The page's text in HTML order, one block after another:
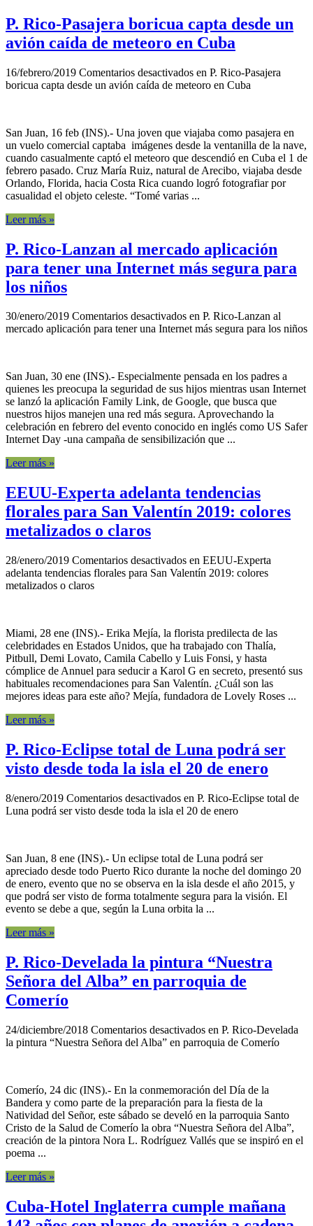
P. Rico-Pasajera boricua capta desde un
avión caída de meteoro en Cuba
16/febrero/2019 Comentarios desactivados en P. Rico-Pasajera
boricua capta desde un avión caída de meteoro en Cuba
San Juan, 16 feb (INS).- Una joven que viajaba como pasajera en
un vuelo comercial captaba imágenes desde la ventanilla de la nave,
cuando casualmente captó el meteoro que descendió en Cuba el 1 de
febrero pasado. Cruz María Ruiz, natural de Arecibo, viajaba desde
Orlando, Florida, hacia Costa Rica cuando logró fotografiar por
casualidad el objeto celeste. “Tomé varias ...
Leer más »
P. Rico-Lanzan al mercado aplicación
para tener una Internet más segura para
los niños
30/enero/2019 Comentarios desactivados en P. Rico-Lanzan al
mercado aplicación para tener una Internet más segura para los niños
San Juan, 30 ene (INS).- Especialmente pensada en los padres a
quienes les preocupa la seguridad de sus hijos mientras usan Internet
se lanzó la aplicación Family Link, de Google, que busca que
nuestros hijos manejen una red más segura. Aprovechando la
celebración en febrero del evento conocido en inglés como US Safer
Internet Day -una campaña de sensibilización que ...
Leer más »
EEUU-Experta adelanta tendencias
florales para San Valentín 2019: colores
metalizados o claros
28/enero/2019 Comentarios desactivados en EEUU-Experta
adelanta tendencias florales para San Valentín 2019: colores
metalizados o claros
Miami, 28 ene (INS).- Erika Mejía, la florista predilecta de las
celebridades en Estados Unidos, que ha trabajado con Thalía,
Pitbull, Demi Lovato, Camila Cabello y Luis Fonsi, y hasta
cómplice de Annuel para seducir a Karol G en secreto, presentó sus
habituales recomendaciones para San Valentín. ¿Cuál son las
mejores ideas para este año? Mejía, fundadora de Lovely Roses ...
Leer más »
P. Rico-Eclipse total de Luna podrá ser
visto desde toda la isla el 20 de enero
8/enero/2019 Comentarios desactivados en P. Rico-Eclipse total de
Luna podrá ser visto desde toda la isla el 20 de enero
San Juan, 8 ene (INS).- Un eclipse total de Luna podrá ser
apreciado desde todo Puerto Rico durante la noche del domingo 20
de enero, evento que no se observa en la isla desde el año 2015, y
que podrá ser visto de forma totalmente segura para la visión. El
evento se debe a que, según la Luna orbita la ...
Leer más »
P. Rico-Develada la pintura “Nuestra
Señora del Alba” en parroquia de
Comerío
24/diciembre/2018 Comentarios desactivados en P. Rico-Develada
la pintura “Nuestra Señora del Alba” en parroquia de Comerío
Comerío, 24 dic (INS).- En la conmemoración del Día de la
Bandera y como parte de la preparación para la fiesta de la
Natividad del Señor, este sábado se develó en la parroquia Santo
Cristo de la Salud de Comerío la obra “Nuestra Señora del Alba”,
creación de la pintora Nora L. Rodríguez Vallés que se inspiró en el
poema ...
Leer más »
Cuba-Hotel Inglaterra cumple mañana